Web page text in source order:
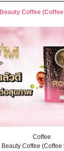
Beauty Coffee
Coffee
Beauty Coffee (Coffee